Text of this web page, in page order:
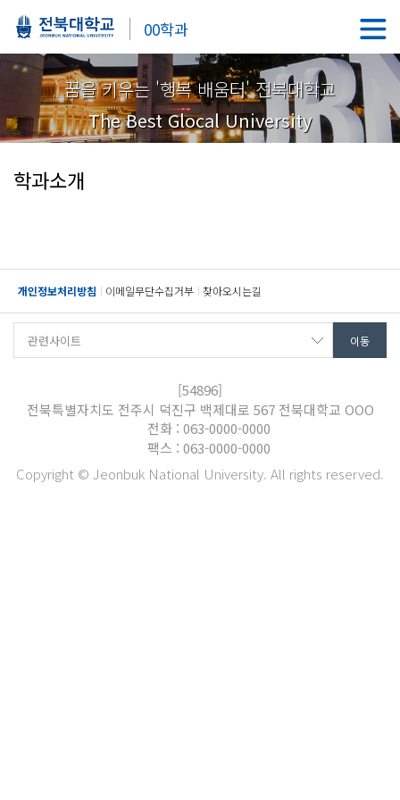
00학과
꿈을 키우는 '행복 배움터' 전북대학교
The Best Glocal University
학과소개
개인정보처리방침 이메일무단수집거부 찾아오시는길
[54896]
전북특별자치도 전주시 덕진구 백제대로 567 전북대학교 OOO
전화 : 063-0000-0000
팩스 : 063-0000-0000
Copyright © Jeonbuk National University. All rights reserved.